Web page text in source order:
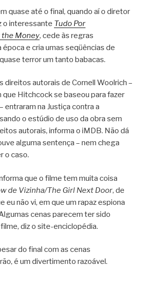
quase até o final, quando aí o diretor
o interessante Tudo Por
the Money, cede às regras
e cria umas seqüências de
terror um tanto babacas.
direitos autorais de Cornell Woolrich –
Hitchcock se baseou para fazer
– entraram na Justiça contra a
o estúdio de uso da obra sem
autorais, informa o iMDB. Não dá
alguma sentença – nem chega
o caso.
que o filme tem muita coisa
de Vizinha/The Girl Next Door, de
eu não vi, em que um rapaz espiona
cenas parecem ter sido
diz o site-enciclopédia.
do final com as cenas
é um divertimento razoável.